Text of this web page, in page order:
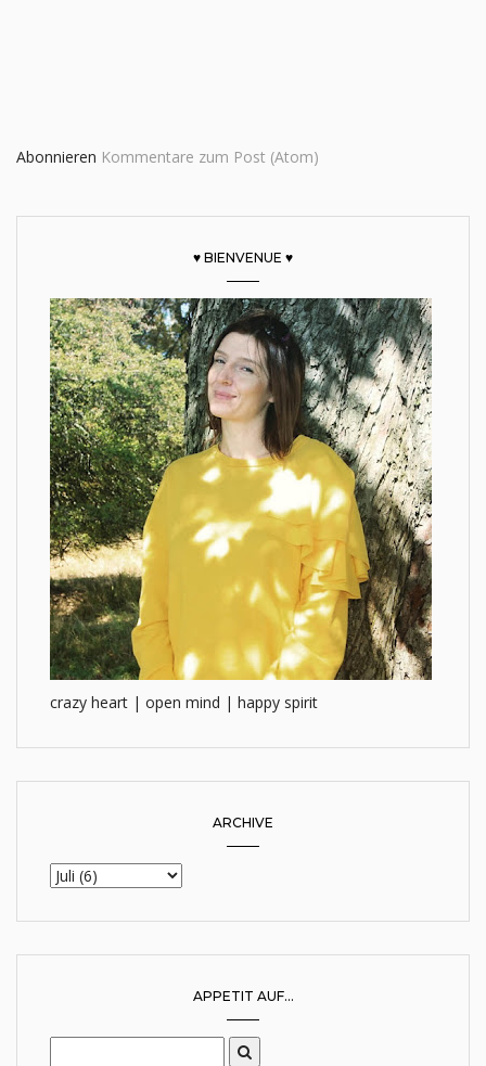
Abonnieren Kommentare zum Post (Atom)
♥ BIENVENUE ♥
crazy heart | open mind | happy spirit
ARCHIVE
APPETIT AUF...